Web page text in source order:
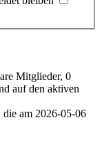
Mitglieder, 0
auf den aktiven
die am 2026-05-06